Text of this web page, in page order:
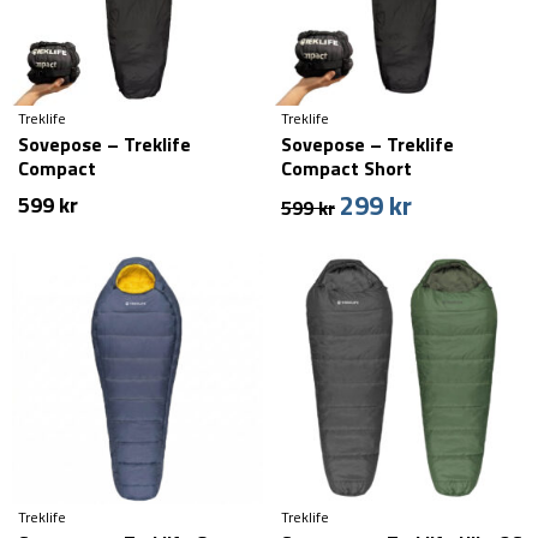
Treklife
Sovepose – Treklife
Compact
599kr
Treklife
Sovepose – Treklife
Compact Short
599kr Den
pris
var:
599 kr.
299krDen
pris
er:
299 kr.
Treklife Treklife